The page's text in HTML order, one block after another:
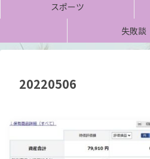
スポーツ
失敗談
20220506